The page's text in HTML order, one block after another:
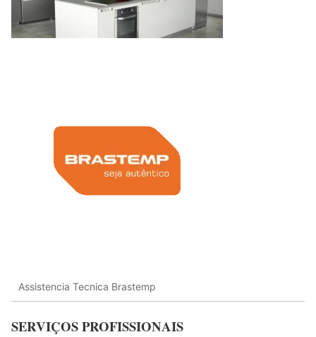
Assistencia Tecnica Brastemp
SERVIÇOS PROFISSIONAIS